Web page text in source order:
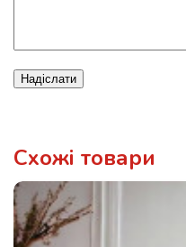
Надіслати
Схожі товари